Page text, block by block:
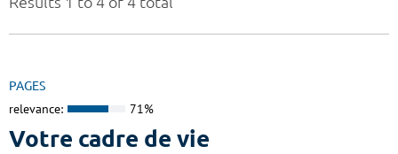
PAGES
relevance: 71%
Votre cadre de vie